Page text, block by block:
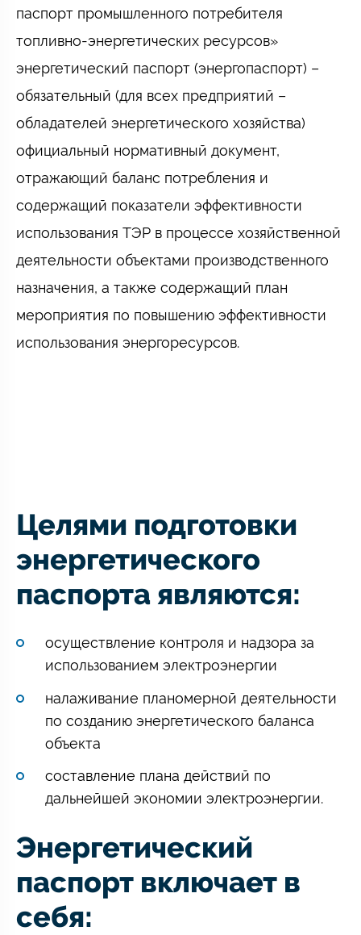
паспорт промышленного потребителя
топливно-энергетических ресурсов»
энергетический паспорт (энергопаспорт) –
обязательный (для всех предприятий –
обладателей энергетического хозяйства)
официальный нормативный документ,
отражающий баланс потребления и
содержащий показатели эффективности
использования ТЭР в процессе хозяйственной
деятельности объектами производственного
назначения, а также содержащий план
мероприятия по повышению эффективности
использования энергоресурсов.
Целями подготовки
энергетического
паспорта являются:
осуществление контроля и надзора за
использованием электроэнергии
налаживание планомерной деятельности
по созданию энергетического баланса
объекта
составление плана действий по
дальнейшей экономии электроэнергии.
Энергетический
паспорт включает в
себя: